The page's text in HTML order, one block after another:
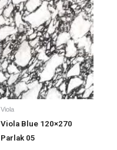
Viola
Viola Blue 120×270
Parlak 05